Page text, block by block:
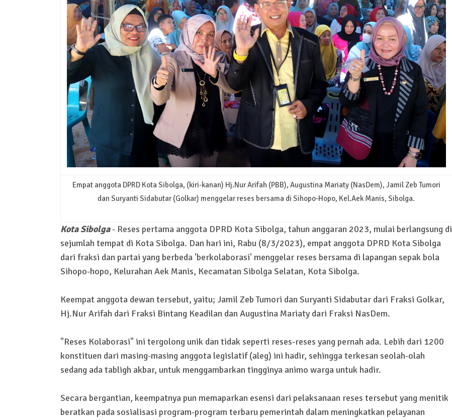
Empat anggota DPRD Kota Sibolga, (kiri-kanan) Hj.Nur Arifah (PBB), Augustina Mariaty (NasDem), Jamil Zeb Tumori
dan Suryanti Sidabutar (Golkar) menggelar reses bersama di Sihopo-Hopo, Kel.Aek Manis, Sibolga.
Kota Sibolga- Reses pertama anggota DPRD Kota Sibolga, tahun anggaran 2023, mulai berlangsung di
sejumlah tempat di Kota Sibolga. Dan hari ini, Rabu (8/3/2023), empat anggota DPRD Kota Sibolga
dari fraksi dan partai yang berbeda 'berkolaborasi' menggelar reses bersama di lapangan sepak bola
Sihopo-hopo, Kelurahan Aek Manis, Kecamatan Sibolga Selatan, Kota Sibolga.
Keempat anggota dewan tersebut, yaitu; Jamil Zeb Tumori dan Suryanti Sidabutar dari Fraksi Golkar,
Hj.Nur Arifah dari Fraksi Bintang Keadilan dan Augustina Mariaty dari Fraksi NasDem.
"Reses Kolaborasi" ini tergolong unik dan tidak seperti reses-reses yang pernah ada. Lebih dari 1200
konstituen dari masing-masing anggota legislatif (aleg) ini hadir, sehingga terkesan seolah-olah
sedang ada tabligh akbar, untuk menggambarkan tingginya animo warga untuk hadir.
Secara bergantian, keempatnya pun memaparkan esensi dari pelaksanaan reses tersebut yang menitik
beratkan pada sosialisasi program-program terbaru pemerintah dalam meningkatkan pelayanan